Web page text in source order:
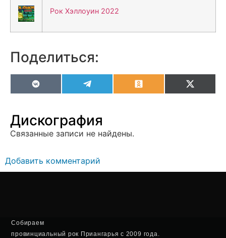
Рок Хэллоуин 2022
Поделиться:
VK OdnoklassnikiX
Дискография
Связанные записи не найдены.
Добавить комментарий
Собираем
провинциальный рок Приангарья с 2009 года.